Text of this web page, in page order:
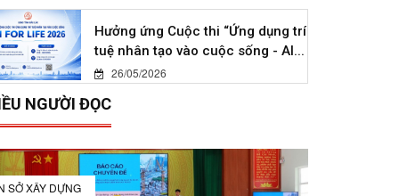
Hưởng ứng Cuộc thi “Ứng dụng trí
tuệ nhân tạo vào cuộc sống - AI...
26/05/2026
NGƯỜI ĐỌC
SỞ XÂY DỰNG